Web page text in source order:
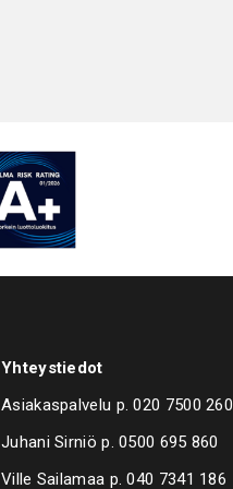
Yhteystiedot
Asiakaspalvelu p.020 7500 260
Juhani Sirniö p.0500 695 860
Ville Sailamaa p.040 7341 186